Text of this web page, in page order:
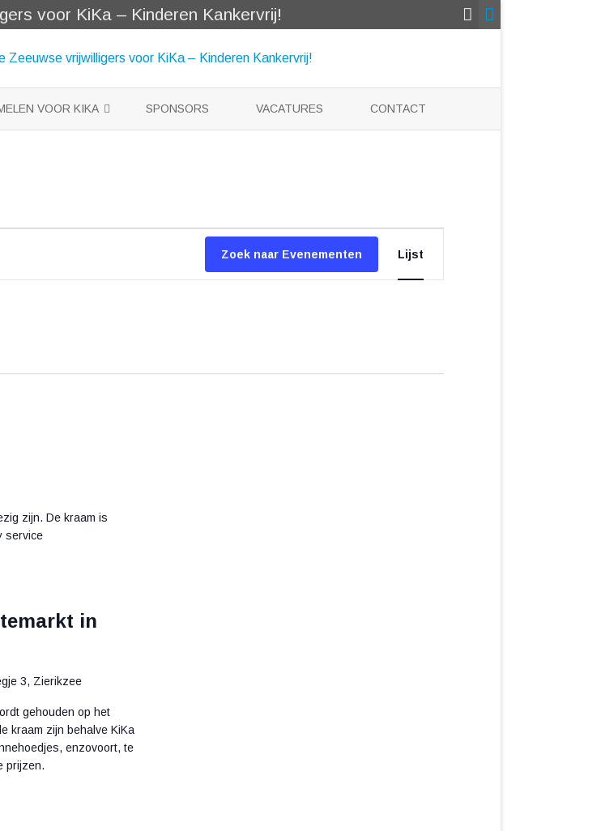
voor KiKa – Kinderen Kankervrij!
to
VOOR KIKA SPONSORS VACATURES CONTACT
Zoek naar Evenementen
weergaven
navigatie
Lijst
zijn. De kraam is
service
in
3, Zierikzee
gehouden op het
kraam zijn behalve KiKa
enzovoort, te
prijzen.